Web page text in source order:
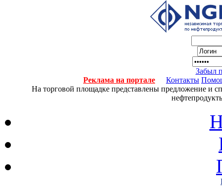
Забыл
Реклама на портале
Контакты
На торговой площадке представлены предложение и